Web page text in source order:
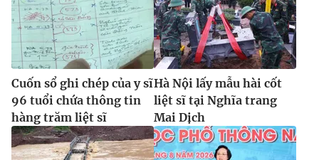
Cuốn sổ ghi chép của y sĩ
96 tuổi chứa thông tin
hàng trăm liệt sĩ
Hà Nội lấy mẫu hài cốt
liệt sĩ tại Nghĩa trang
Mai Dịch